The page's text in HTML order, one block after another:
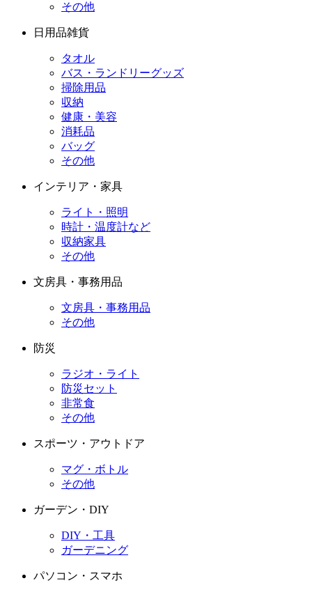
その他
日用品雑貨
タオル
バス・ランドリーグッズ
掃除用品
収納
健康・美容
消耗品
バッグ
その他
インテリア・家具
ライト・照明
時計・温度計など
収納家具
その他
文房具・事務用品
文房具・事務用品
その他
防災
ラジオ・ライト
防災セット
非常食
その他
スポーツ・アウトドア
マグ・ボトル
その他
ガーデン・DIY
DIY・工具
ガーデニング
パソコン・スマホ